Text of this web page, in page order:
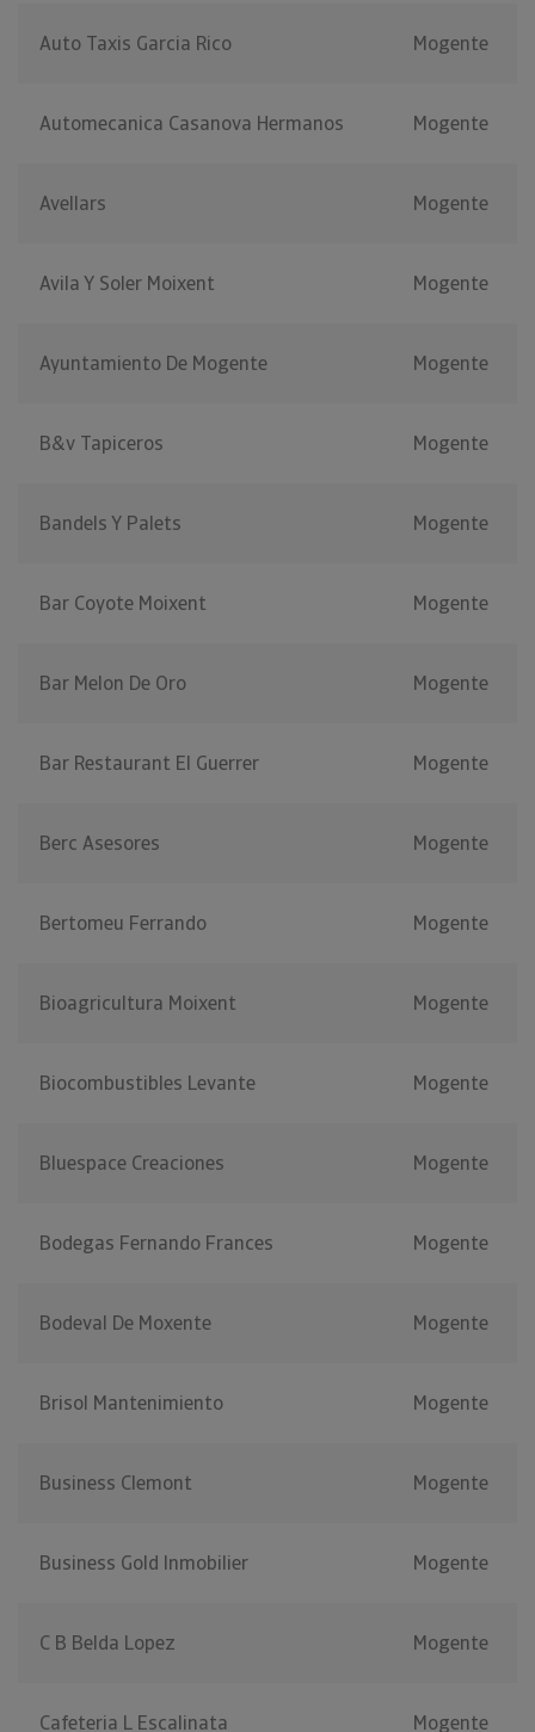
Auto Taxis Garcia Rico Mogente
Automecanica Casanova Hermanos Mogente
Avellars Mogente
Avila Y Soler Moixent Mogente
Ayuntamiento De Mogente Mogente
B&v Tapiceros Mogente
Bandels Y Palets Mogente
Bar Coyote Moixent Mogente
Bar Melon De Oro Mogente
Bar Restaurant El Guerrer Mogente
Berc Asesores Mogente
Bertomeu Ferrando Mogente
Bioagricultura Moixent Mogente
Biocombustibles Levante Mogente
Bluespace Creaciones Mogente
Bodegas Fernando Frances Mogente
Bodeval De Moxente Mogente
Brisol Mantenimiento Mogente
Business Clemont Mogente
Business Gold Inmobilier Mogente
C B Belda Lopez Mogente
Cafeteria L Escalinata Mogente